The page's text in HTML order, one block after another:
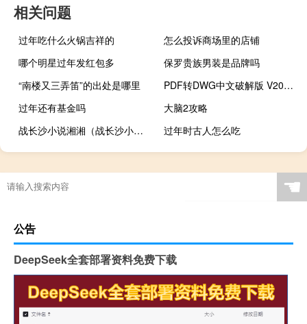
相关问题
过年吃什么火锅吉祥的
怎么投诉商场里的店铺
哪个明星过年发红包多
保罗贵族男装是品牌吗
“南楼又三弄笛”的出处是哪里
PDF转DWG中文破解版 V2020 免费汉化版（PDF转DWG中文破解版 V2020 免费汉化版功能简介）
过年还有基金吗
大脑2攻略
战长沙小说湘湘（战长沙小说）
过年时古人怎么吃
☚
公告
DeepSeek全套部署资料免费下载